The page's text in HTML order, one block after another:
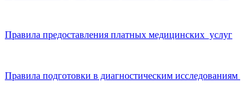
Правила предоставления платных медицинских услуг
Правила подготовки в диагностическим исследованиям